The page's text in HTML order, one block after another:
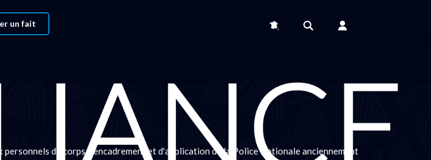
un fait
du corps d'encadrement et d'application de la Police Nationale anciennement